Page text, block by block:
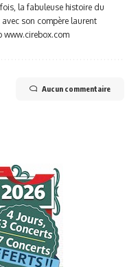
la fabuleuse histoire du
son compère laurent
www.cirebox.com
Aucun commentaire